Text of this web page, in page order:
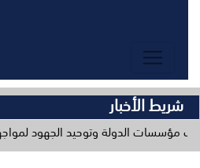
شريط الأخبار
وتوحيد الجهود لمواجهة التحديات